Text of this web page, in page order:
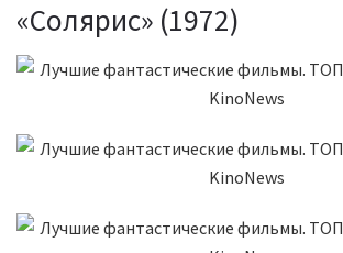
«Солярис» (1972)